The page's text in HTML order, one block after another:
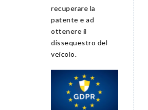
recuperare la
patente e ad
ottenere il
dissequestro del
veicolo.